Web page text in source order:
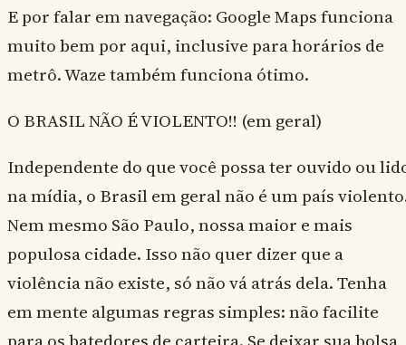
E por falar em navegação: Google Maps funciona
muito bem por aqui, inclusive para horários de
metrô. Waze também funciona ótimo.
O BRASIL NÃO É VIOLENTO!! (em geral)
Independente do que você possa ter ouvido ou
na mídia, o Brasil em geral não é um país
Nem mesmo São Paulo, nossa maior e mais
populosa cidade. Isso não quer dizer que a
violência não existe, só não vá atrás dela. Tenha
em mente algumas regras simples: não facilite